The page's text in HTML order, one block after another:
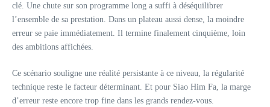
clé. Une chute sur son programme long a suffi à déséquilibrer
l’ensemble de sa prestation. Dans un plateau aussi dense, la moindre
erreur se paie immédiatement. Il termine finalement cinquième, loin
des ambitions affichées.
Ce scénario souligne une réalité persistante à ce niveau, la régularité
technique reste le facteur déterminant. Et pour Siao Him Fa, la marge
d’erreur reste encore trop fine dans les grands rendez-vous.